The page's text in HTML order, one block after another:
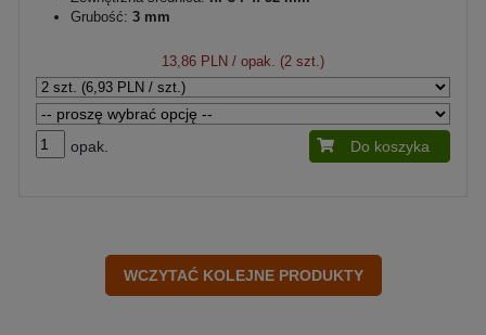
Grubość: 3 mm
13,86 PLN / opak. (2 szt.)
opak. Do koszyka